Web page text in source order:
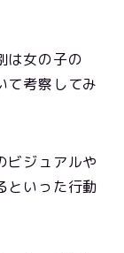
は女の子の
て考察してみ
ビジュアルや
といった行動